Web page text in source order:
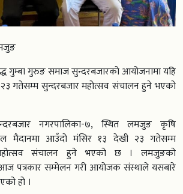
गुम्बा गुरुङ समाज सुन्दरबजारको आयोजनामा यहि
गतेसम्म सुन्दरबजार महोत्सव संचालन हुने भएको
नगरपालिका-७, स्थित लमजुङ कृषि
मैदानमा आउँदो मंसिर १३ देखी २३ गतेसम्म
संचालन हुने भएको छ । लमजुङको
पत्रकार सम्मेलन गरी आयोजक संस्थाले यसबारे
हो ।